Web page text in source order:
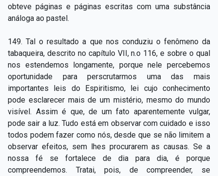
obteve páginas e páginas escritas com uma substância
análoga ao pastel.
149. Tal o resultado a que nos conduziu o fenômeno da
tabaqueira, descrito no capítulo VII, n.o 116, e sobre o qual
nos estendemos longamente, porque nele percebemos
oportunidade para perscrutarmos uma das mais
importantes leis do Espiritismo, lei cujo conhecimento
pode esclarecer mais de um mistério, mesmo do mundo
visível. Assim é que, de um fato aparentemente vulgar,
pode sair a luz. Tudo está em observar com cuidado e isso
todos podem fazer como nós, desde que se não limitem a
observar efeitos, sem lhes procurarem as causas. Se a
nossa fé se fortalece de dia para dia, é porque
compreendemos. Tratai, pois, de compreender, se